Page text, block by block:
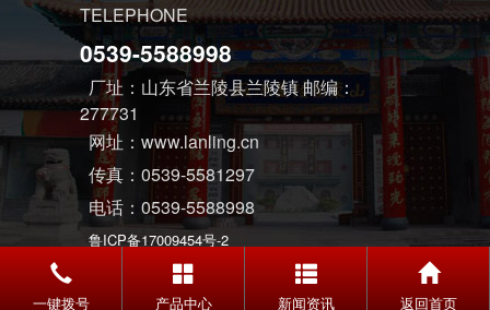
TELEPHONE
0539-5588998
厂址：山东省兰陵县兰陵镇 邮编：
277731
网址：www.lanling.cn
传真：0539-5581297
电话：0539-5588998
鲁ICP备17009454号-2
一键拨号 产品中心 新闻资讯 返回首页